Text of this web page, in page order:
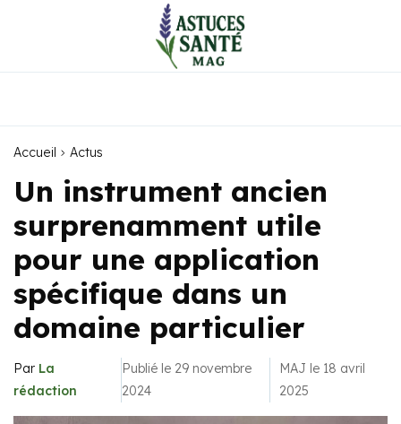
Accueil Actus
Un instrument ancien
surprenamment utile
pour une application
spécifique dans un
domaine particulier
Par La
rédaction
Publié le 29 novembre
2024
MAJ le 18 avril
2025